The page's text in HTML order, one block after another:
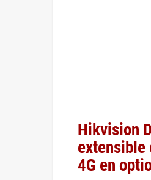
Hikvision
extensible
4G en